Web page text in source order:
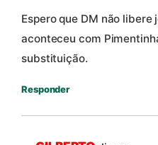
Espero que DM não
aconteceu com
substituição.
Responder